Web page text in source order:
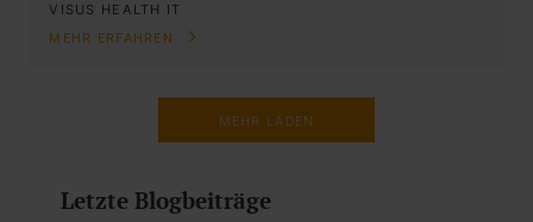
VISUS HEALTH IT
MEHR ERFAHREN
MEHR LADEN
Letzte Blogbeiträge